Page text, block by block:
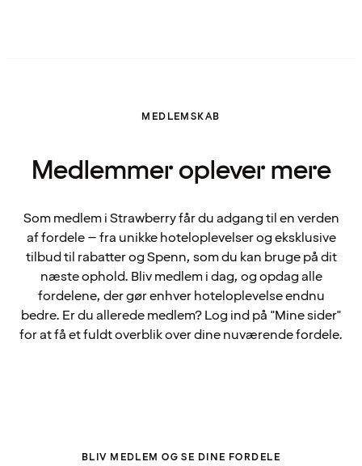
MEDLEMSKAB
Medlemmer oplever mere
Som medlem i Strawberry får du adgang til en verden
af fordele – fra unikke hoteloplevelser og eksklusive
tilbud til rabatter og Spenn, som du kan bruge på dit
næste ophold. Bliv medlem i dag, og opdag alle
fordelene, der gør enhver hoteloplevelse endnu
bedre. Er du allerede medlem? Log ind på "Mine sider"
for at få et fuldt overblik over dine nuværende fordele.
BLIV MEDLEM OG SE DINE FORDELE